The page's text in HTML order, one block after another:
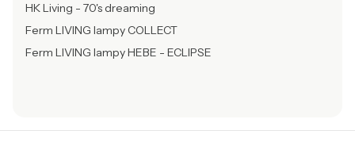
HK Living - 70's dreaming
Ferm LIVING lampy COLLECT
Ferm LIVING lampy HEBE - ECLIPSE